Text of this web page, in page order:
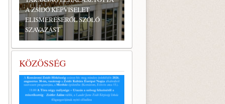
A ZSIDÓ KÉPVISELET
ELISMERÉSÉRŐL SZÓLÓ
SZAVAZÁST
KÖZÖSSÉG